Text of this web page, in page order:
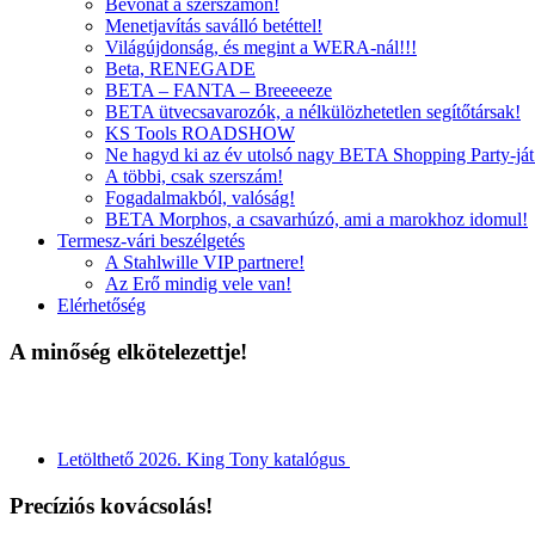
Bevonat a szerszámon!
Menetjavítás saválló betéttel!
Világújdonság, és megint a WERA-nál!!!
Beta, RENEGADE
BETA – FANTA – Breeeeeze
BETA ütvecsavarozók, a nélkülözhetetlen segítőtársak!
KS Tools ROADSHOW
Ne hagyd ki az év utolsó nagy BETA Shopping Party-
A többi, csak szerszám!
Fogadalmakból, valóság!
BETA Morphos, a csavarhúzó, ami a marokhoz idomul!
Termesz-vári beszélgetés
A Stahlwille VIP partnere!
Az Erő mindig vele van!
Elérhetőség
A minőség elkötelezettje!
Letölthető 2026. King Tony katalógus
Precíziós kovácsolás!